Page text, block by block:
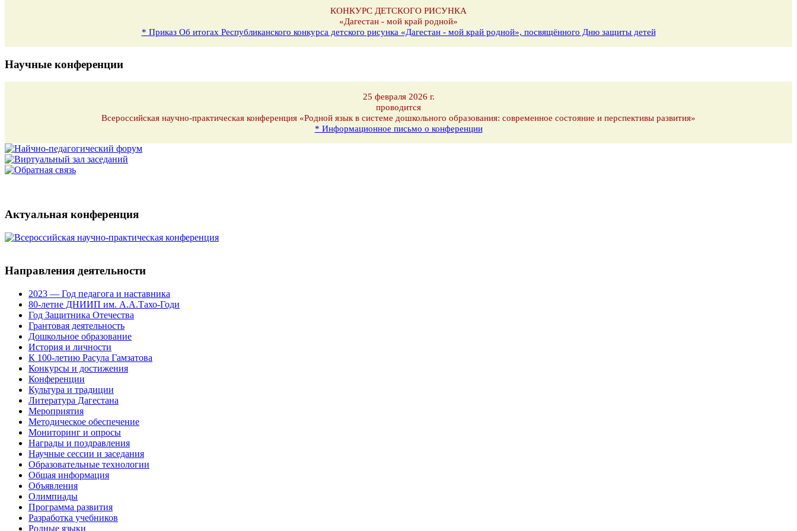
КОНКУРС ДЕТСКОГО РИСУНКА
«Дагестан - мой край родной»
* Приказ Об итогах Республиканского конкурса детского рисунка «Дагестан - мой край родной», посвящённого Дню защиты детей
Научные конференции
25 февраля 2026 г.
проводится
Всероссийская научно-практическая конференция «Родной язык в системе дошкольного образования: современное состояние и перспективы развития»
* Информационное письмо о конференции
Актуальная конференция
Направления деятельности
2023 — Год педагога и наставника
80-летие ДНИИП им. А.А.Тахо-Годи
Год Защитника Отечества
Грантовая деятельность
Дошкольное образование
История и личности
К 100-летию Расула Гамзатова
Конкурсы и достижения
Конференции
Культура и традиции
Литература Дагестана
Мероприятия
Методическое обеспечение
Мониторинг и опросы
Награды и поздравления
Научные сессии и заседания
Образовательные технологии
Общая информация
Объявления
Олимпиады
Программа развития
Разработка учебников
Родные языки